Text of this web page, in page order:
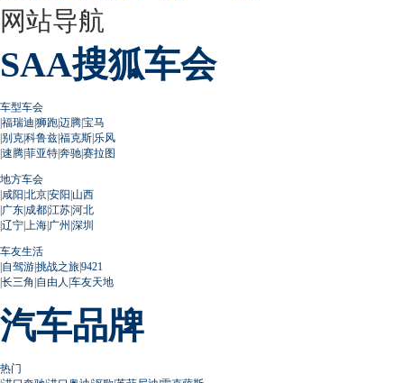
网站导航
SAA搜狐车会
车型车会
|福瑞迪|狮跑|迈腾|宝马
|别克|科鲁兹|福克斯|乐风
|速腾|菲亚特|奔驰|赛拉图
地方车会
|咸阳|北京|安阳|山西
|广东|成都|江苏|河北
|辽宁| 上海|广州 |深圳
车友生活
|自驾游|挑战之旅|9421
|长三角 |自由人 |车友天地
汽车品牌
热门